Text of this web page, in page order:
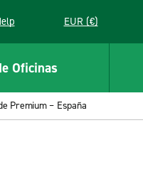
EUR (€)
Oficinas
Premium – España